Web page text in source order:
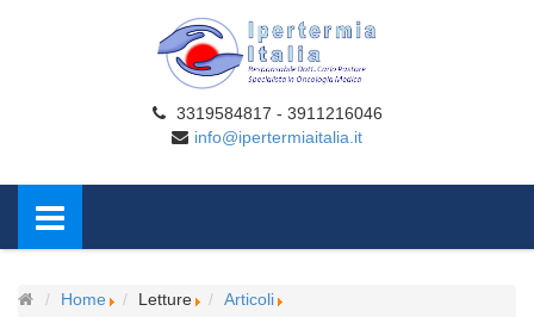
3319584817 - 3911216046
info@ipertermiaitalia.it
Home Letture
Articoli